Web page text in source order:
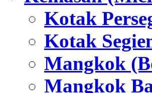
Kotak
Kotak
Mangkok
Mangkok